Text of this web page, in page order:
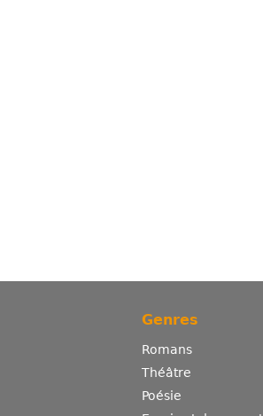
Genres
Romans
Théâtre
Poésie